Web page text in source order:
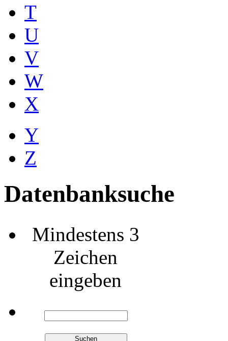
T
U
V
W
X
Y
Z
Datenbanksuche
Mindestens 3
Zeichen
eingeben